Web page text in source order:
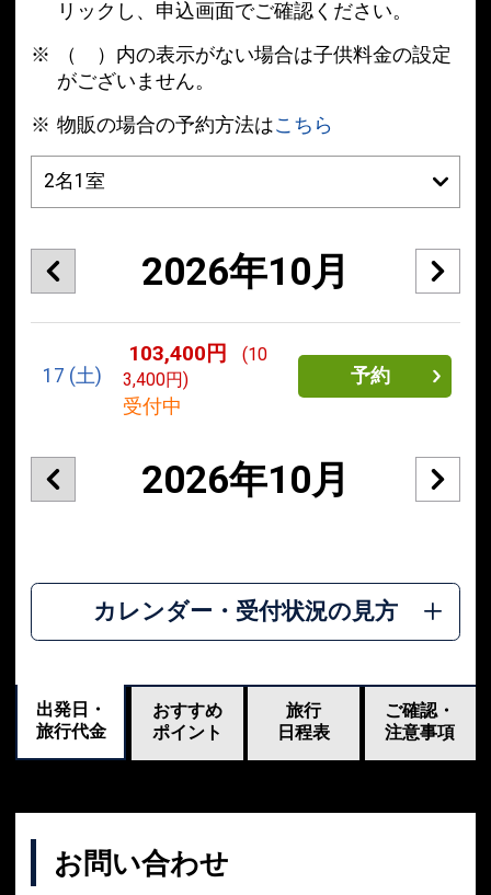
リックし、申込画面でご確認ください。
（ ）内の表示がない場合は子供料金の設定
がございません。
物販の場合の予約方法はこちら
2026年10月
17 (土)
103,400円
(10
3,400円)
受付中
予約
2026年10月
カレンダー・受付状況の見方
出発日・
旅行代金
おすすめ
ポイント
旅行
日程表
ご確認・
注意事項
お問い合わせ